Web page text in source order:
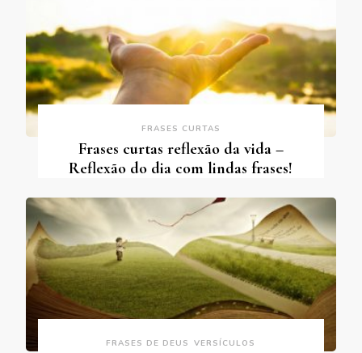
FRASES CURTAS
Frases curtas reflexão da vida –
Reflexão do dia com lindas frases!
FRASES DE DEUS VERSÍCULOS